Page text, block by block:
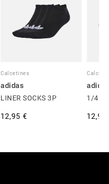
Calcetines
adidas
LINER SOCKS 3P
12,95 €
1/4
12,95